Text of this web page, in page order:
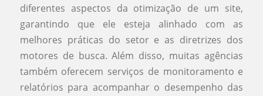
diferentes aspectos da otimização de um site,
garantindo que ele esteja alinhado com as
melhores práticas do setor e as diretrizes dos
motores de busca. Além disso, muitas agências
também oferecem serviços de monitoramento e
relatórios para acompanhar o desempenho das